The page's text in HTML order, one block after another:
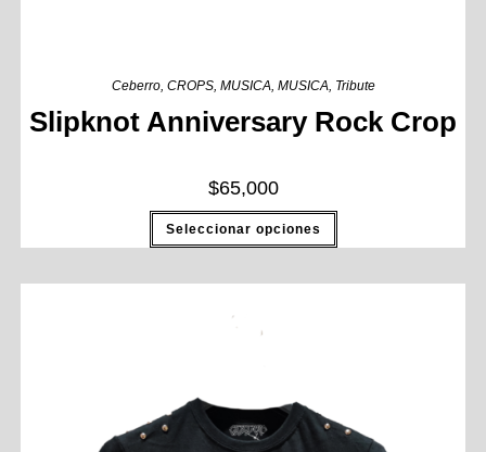
Ceberro, CROPS, MUSICA, MUSICA, Tribute
Slipknot Anniversary Rock Crop
$65,000
Seleccionar opciones